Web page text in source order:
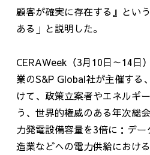
顧客が確実に存在する』とい
ある」と説明した。
CERAWeek（3月10日～14日
業のS&P Global社が主催する
けて、政策立案者やエネルギ
う、世界的権威のある年次総
力発電設備容量を3倍に：デー
造業などへの電力供給におけ